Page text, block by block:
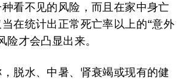
看不见的风险，而且在家中身亡
在统计出正常死亡率以上的“意外
险才会凸显出来。
脱水、中暑、肾衰竭或现有的健